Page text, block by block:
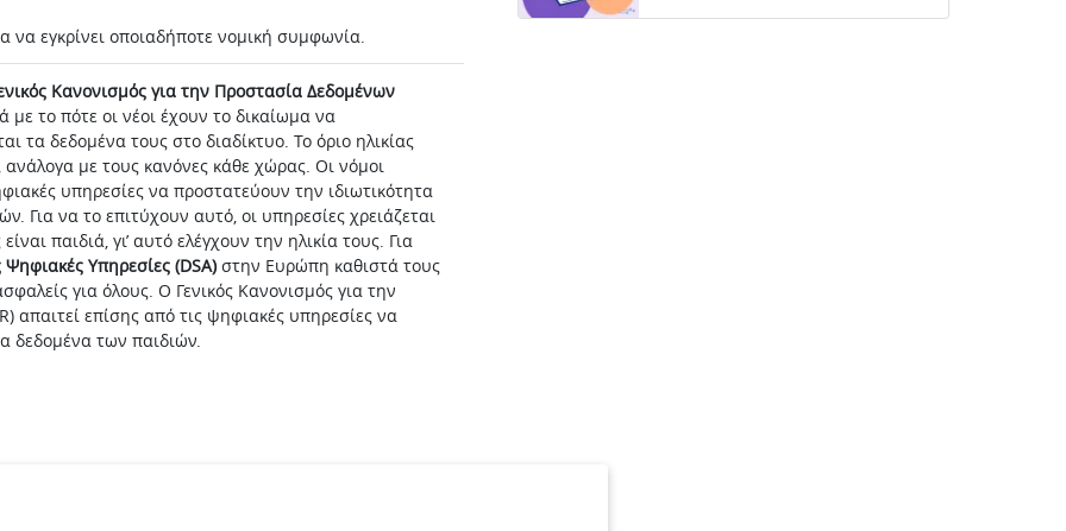
να εγκρίνει οποιαδήποτε νομική συμφωνία.
Κανονισμός για την Προστασία Δεδομένων
με το πότε οι νέοι έχουν το δικαίωμα να
τα δεδομένα τους στο διαδίκτυο. Το όριο ηλικίας
ανάλογα με τους κανόνες κάθε χώρας. Οι νόμοι
υπηρεσίες να προστατεύουν την ιδιωτικότητα
Για να το επιτύχουν αυτό, οι υπηρεσίες χρειάζεται
παιδιά, γι’ αυτό ελέγχουν την ηλικία τους. Για
Ψηφιακές Υπηρεσίες (DSA)στην Ευρώπη καθιστά τους
για όλους. Ο Γενικός Κανονισμός για την
απαιτεί επίσης από τις ψηφιακές υπηρεσίες να
δεδομένα των παιδιών.